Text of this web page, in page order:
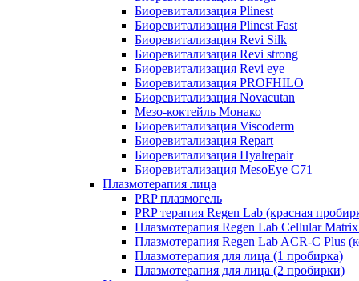
Биоревитализация Plinest
Биоревитализация Plinest Fast
Биоревитализация Revi Silk
Биоревитализация Revi strong
Биоревитализация Revi eye
Биоревитализация PROFHILO
Биоревитализация Novacutan
Мезо-коктейль Монако
Биоревитализация Viscoderm
Биоревитализация Repart
Биоревитализация Hyalrepair
Биоревитализация MesoEye C71
Плазмотерапия лица
PRP плазмогель
PRP терапия Regen Lab (красная
Плазмотерапия Regen Lab Cellular
Плазмотерапия Regen Lab ACR-C Plus
Плазмотерапия для лица (1 пробирка)
Плазмотерапия для лица (2 пробирки)